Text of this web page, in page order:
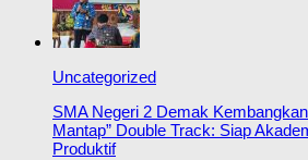
Uncategorized
SMA Negeri 2 Demak
Mantap” Double Track: Siap
Produktif